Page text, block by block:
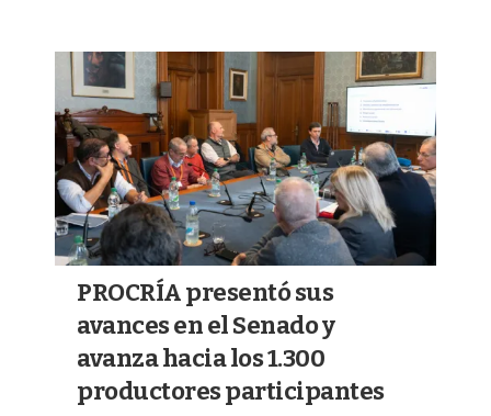
PROCRÍA presentó sus
avances en el Senado y
avanza hacia los 1.300
productores participantes